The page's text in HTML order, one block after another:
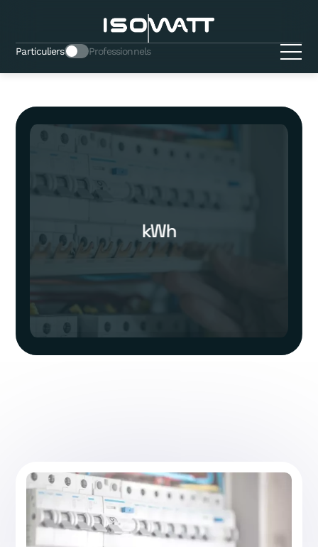
Particuliers Professionnels
kWh